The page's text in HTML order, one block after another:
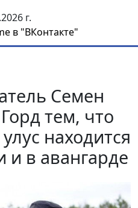
г.
в "ВКонтакте"
Семен
тем, что
находится
и в авангарде